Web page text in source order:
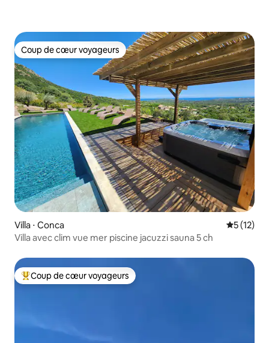
Coup de cœur voyageurs
Coup de cœur voyageurs
Villa ⋅ Conca
5 (12)
Villa avec clim vue mer piscine jacuzzi sauna 5 ch
Coups de cœur voyageurs les plus appréciés
Coup de cœur voyageurs